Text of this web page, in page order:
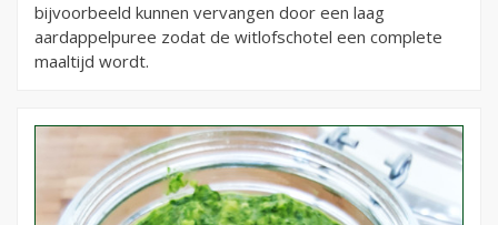
bijvoorbeeld kunnen vervangen door een laag
aardappelpuree zodat de witlofschotel een complete
maaltijd wordt.